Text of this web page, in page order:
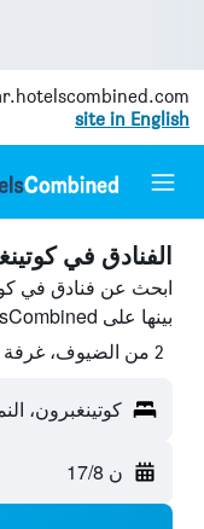
site in English
الفنادق في
ابحث عن فنادق في
بينها على HotelsCombined ووفّر.
2 من الضيوف، غرفة واحدة
كوتينغبرون،
ن 17/8